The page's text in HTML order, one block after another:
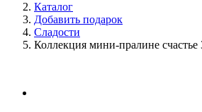
Каталог
Добавить подарок
Сладости
Коллекция мини-пралине счастье